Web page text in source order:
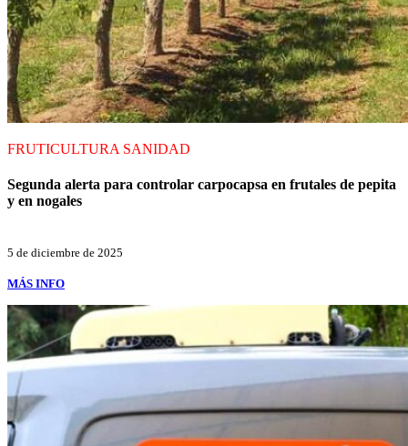
FRUTICULTURA SANIDAD
Segunda alerta para controlar carpocapsa en frutales de pepita
y en nogales
5 de diciembre de 2025
MÁS INFO